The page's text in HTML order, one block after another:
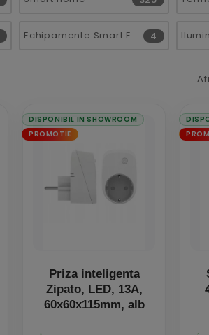
Echipamente Smart Energy 4
DISPONIBIL IN SHOWROOM
PROMOTIE
Priza inteligenta
Zipato, LED, 13A,
60x60x115mm, alb